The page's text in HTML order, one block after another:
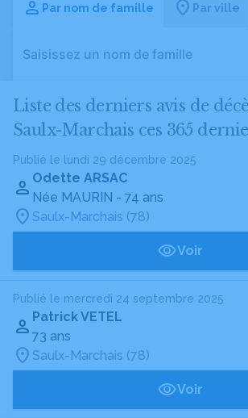
Par nom de famille Par ville
Liste des derniers avis de
Saulx-Marchais ces 365
Publié le lundi 29 décembre 2025
Odette ARSAC
Née MAURIN - 74 ans
Saulx-Marchais (78)
Voir
Publié le mercredi 24 septembre 2025
Patrick VETEL
73 ans
Saulx-Marchais (78)
Voir